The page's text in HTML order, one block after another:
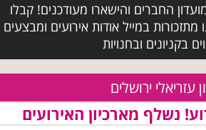
החברים והישארו מעודכנים! קבלו
מתזכורות במייל אודות אירועים ומבצעים
בקניונים ובחנויות
עזריאלי ירושלים
נשלף מארכיון האירועים